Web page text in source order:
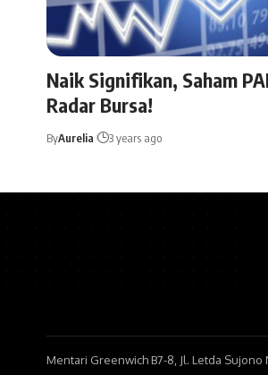
Naik Signifikan, Saham
Radar Bursa!
ByAurelia 3 years ago
Mentari Greenwich B7-8, Jl. Letda